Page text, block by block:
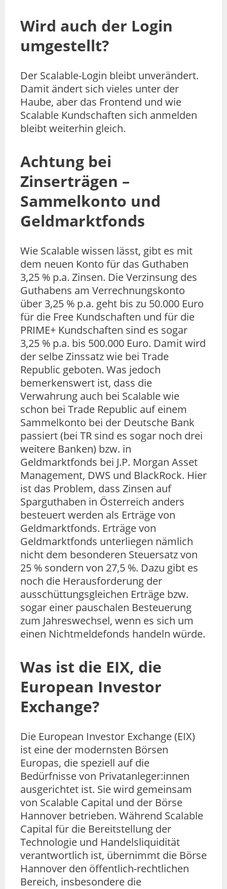
Wird auch der Login
umgestellt?
Der Scalable-Login bleibt unverändert.
Damit ändert sich vieles unter der
Haube, aber das Frontend und wie
Scalable Kundschaften sich anmelden
bleibt weiterhin gleich.
Achtung bei
Zinserträgen –
Sammelkonto und
Geldmarktfonds
Wie Scalable wissen lässt, gibt es mit
dem neuen Konto für das Guthaben
3,25 % p.a. Zinsen. Die Verzinsung des
Guthabens am Verrechnungskonto
über 3,25 % p.a. geht bis zu 50.000 Euro
für die Free Kundschaften und für die
PRIME+ Kundschaften sind es sogar
3,25 % p.a. bis 500.000 Euro. Damit wird
der selbe Zinssatz wie bei Trade
Republic geboten. Was jedoch
bemerkenswert ist, dass die
Verwahrung auch bei Scalable wie
schon bei Trade Republic auf einem
Sammelkonto bei der Deutsche Bank
passiert (bei TR sind es sogar noch drei
weitere Banken) bzw. in
Geldmarktfonds bei J.P. Morgan Asset
Management, DWS und BlackRock. Hier
ist das Problem, dass Zinsen auf
Sparguthaben in Österreich anders
besteuert werden als Erträge von
Geldmarktfonds. Erträge von
Geldmarktfonds unterliegen nämlich
nicht dem besonderen Steuersatz von
25 % sondern von 27,5 %. Dazu gibt es
noch die Herausforderung der
ausschüttungsgleichen Erträge bzw.
sogar einer pauschalen Besteuerung
zum Jahreswechsel, wenn es sich um
einen Nichtmeldefonds handeln würde.
Was ist die EIX, die
European Investor
Exchange?
Die European Investor Exchange (EIX)
ist eine der modernsten Börsen
Europas, die speziell auf die
Bedürfnisse von Privatanleger:innen
ausgerichtet ist. Sie wird gemeinsam
von Scalable Capital und der Börse
Hannover betrieben. Während Scalable
Capital für die Bereitstellung der
Technologie und Handelsliquidität
verantwortlich ist, übernimmt die Börse
Hannover den öffentlich-rechtlichen
Bereich, insbesondere die